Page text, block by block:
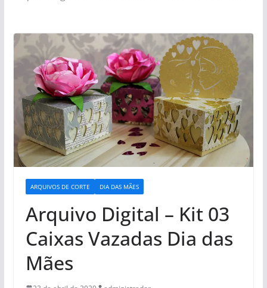
ARQUIVOS DE CORTE DIA DAS MÃES
Arquivo Digital – Kit 03
Caixas Vazadas Dia das
Mães